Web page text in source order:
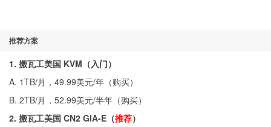
推荐方案
1. 搬瓦工美国 KVM（入门）
A. 1TB/月，49.99美元/年（购买）
B. 2TB/月，52.99美元/半年（购买）
2. 搬瓦工美国 CN2 GIA-E（推荐）